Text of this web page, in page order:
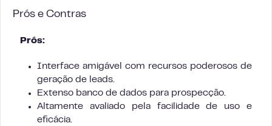
Prós e Contras
Prós:
Interface amigável com recursos poderosos de
geração de leads.
Extenso banco de dados para prospecção.
Altamente avaliado pela facilidade de uso e
eficácia.